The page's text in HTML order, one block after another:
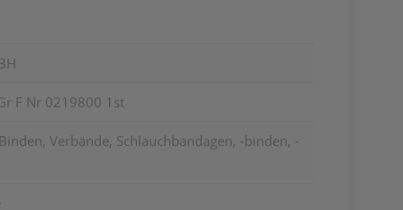
F Nr 0219800 1st
Verbände, Schlauchbandagen, -binden, -